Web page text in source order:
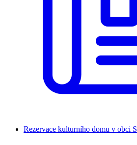
Rezervace kulturního domu v obci